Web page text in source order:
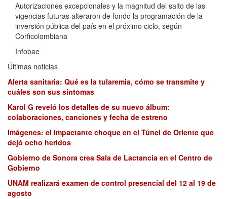
Autorizaciones excepcionales y la magnitud del salto de las
vigencias futuras alteraron de fondo la programación de la
inversión pública del país en el próximo ciclo, según
Corficolombiana
Infobae
Últimas noticias
Alerta sanitaria: Qué es la tularemia, cómo se transmite y
cuáles son sus síntomas
Karol G reveló los detalles de su nuevo álbum:
colaboraciones, canciones y fecha de estreno
Imágenes: el impactante choque en el Túnel de Oriente que
dejó ocho heridos
Gobierno de Sonora crea Sala de Lactancia en el Centro de
Gobierno
UNAM realizará examen de control presencial del 12 al 19 de
agosto